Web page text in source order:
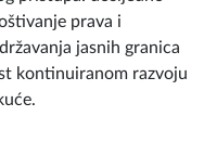
prava i
jasnih granica
kontinuiranom razvoju